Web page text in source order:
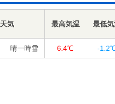
天気 最高気温 最低
晴一時雪 6.4℃ -